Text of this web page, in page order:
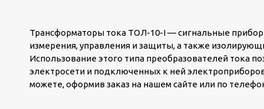
Трансформаторы тока ТОЛ-10-I — сигнальные
измерения, управления и защиты, а также
Использование этого типа преобразователей тока
электросети и подключенных к ней
можете, оформив заказ на нашем сайте или по